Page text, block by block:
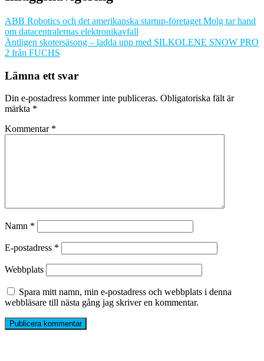
ABB Robotics och det amerikanska startup-företaget Molg tar hand
om datacentralernas elektronikavfall
Äntligen skotersäsong – ladda upp med SILKOLENE SNOW PRO
2 från FUCHS
Lämna ett svar
Din e-postadress kommer inte publiceras. Obligatoriska fält är
märkta *
Kommentar *
Namn *
E-postadress *
Webbplats
Spara mitt namn, min e-postadress och webbplats i denna
webbläsare till nästa gång jag skriver en kommentar.